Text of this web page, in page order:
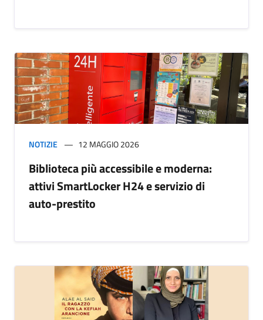
NOTIZIE 12 MAGGIO 2026
Biblioteca più accessibile e moderna:
attivi SmartLocker H24 e servizio di
auto-prestito